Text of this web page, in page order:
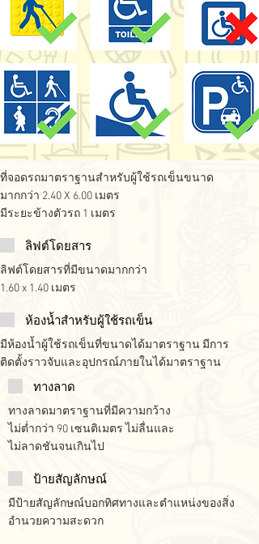
ที่จอดรถมาตราฐานสำหรับผู้ใช้รถเข็นขนาด
มากกว่า 2.40 X 6.00 เมตร
มีระยะข้างตัวรถ 1 เมตร
ลิฟต์โดยสาร
ลิฟต์โดยสารที่มีขนาดมากกว่า
1.60 x 1.40 เมตร
ห้องน้ำสำหรับผู้ใช้รถเข็น
มีห้องน้ำผู้ใช้รถเข็นที่ขนาดได้มาตราฐาน มีการ
ติดตั้งราวจับและอุปกรณ์ภายในได้มาตราฐาน
ทางลาด
ทางลาดมาตราฐานที่มีความกว้าง
ไม่ต่ำกว่า 90 เซนติเมตร ไม่ลื่นและ
ไม่ลาดชันจนเกินไป
ป้ายสัญลักษณ์
มีป้ายสัญลักษณ์บอกทิศทางและตำแหน่งของสิ่ง
อำนวยความสะดวก